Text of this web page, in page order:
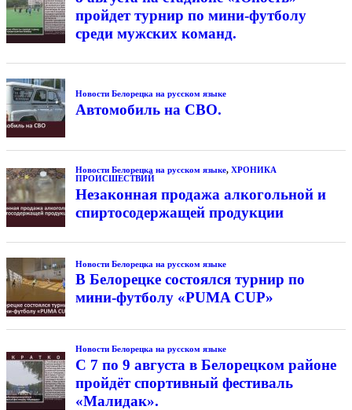
пройдет турнир по мини-футболу
среди мужских команд.
Новости Белорецка на русском языке
Автомобиль на СВО.
Новости Белорецка на русском языке, ХРОНИКА
ПРОИСШЕСТВИЙ
Незаконная продажа алкогольной и
спиртосодержащей продукции
Новости Белорецка на русском языке
В Белорецке состоялся турнир по
мини-футболу «PUMA CUP»
Новости Белорецка на русском языке
С 7 по 9 августа в Белорецком районе
пройдёт спортивный фестиваль
«Малидак».